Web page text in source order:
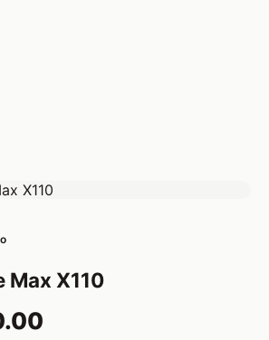
Max X110